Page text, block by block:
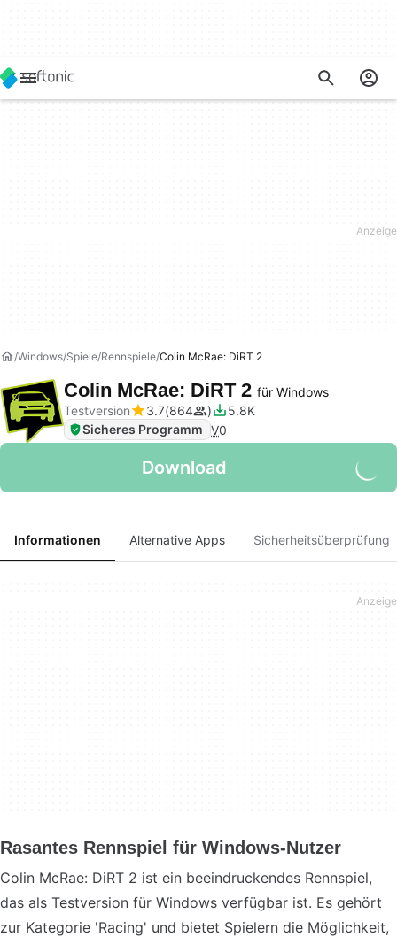
Windows Spiele Rennspiele Colin McRae: DiRT 2
Colin McRae: DiRT 2 für Windows
Testversion
3.7 864
5.8K
Sicheres Programm V0
Download
Informationen Alternative Apps Sicherheitsüberprüfung
Rasantes Rennspiel für Windows-Nutzer
Colin McRae: DiRT 2 ist ein beeindruckendes Rennspiel,
das als Testversion für Windows verfügbar ist. Es gehört
zur Kategorie 'Racing' und bietet Spielern die Möglichkeit,